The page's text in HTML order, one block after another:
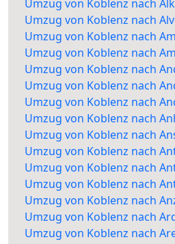
Umzug von Koblenz nach
Umzug von Koblenz nach
Umzug von Koblenz nach
Umzug von Koblenz nach
Umzug von Koblenz nach
Umzug von Koblenz nach
Umzug von Koblenz nach
Umzug von Koblenz nach
Umzug von Koblenz nach
Umzug von Koblenz nach
Umzug von Koblenz nach
Umzug von Koblenz nach
Umzug von Koblenz nach
Umzug von Koblenz nach
Umzug von Koblenz nach